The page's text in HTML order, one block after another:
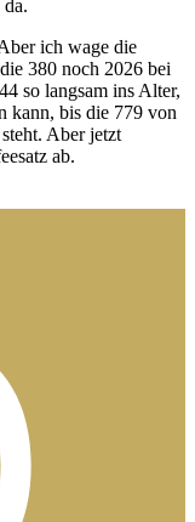
ich wage die
380 noch 2026 bei
so langsam ins Alter,
kann, bis die 779 von
Aber jetzt
ab.